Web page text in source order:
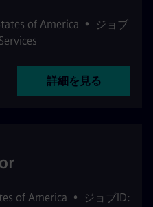
of America •
ジョブ
詳細を見る
of America •
ジョブID: